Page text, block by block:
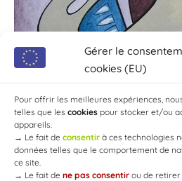
Gérer le
cookies (EU)
Pour offrir les meilleures expériences,
telles que les cookies pour stocker et/ou
appareils.
→ Le fait de consentir à ces technologies
données telles que le comportement de
ce site.
→ Le fait de ne pas consentir ou de